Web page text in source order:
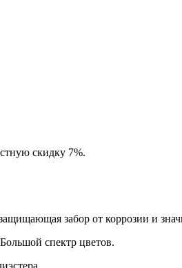
скидку 7%.
забор от коррозии и
спектр цветов.